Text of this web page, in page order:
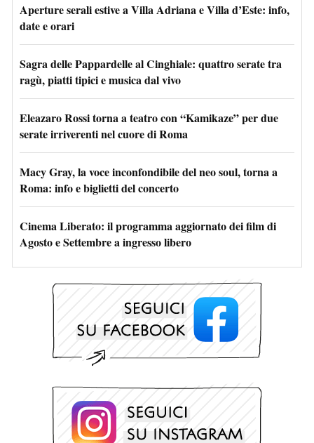
Aperture serali estive a Villa Adriana e Villa d’Este: info,
date e orari
Sagra delle Pappardelle al Cinghiale: quattro serate tra
ragù, piatti tipici e musica dal vivo
Eleazaro Rossi torna a teatro con “Kamikaze” per due
serate irriverenti nel cuore di Roma
Macy Gray, la voce inconfondibile del neo soul, torna a
Roma: info e biglietti del concerto
Cinema Liberato: il programma aggiornato dei film di
Agosto e Settembre a ingresso libero